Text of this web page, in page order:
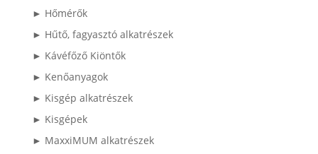
► Hőmérők
► Hűtő, fagyasztó alkatrészek
► Kávéfőző Kiöntők
► Kenőanyagok
► Kisgép alkatrészek
► Kisgépek
► MaxxiMUM alkatrészek